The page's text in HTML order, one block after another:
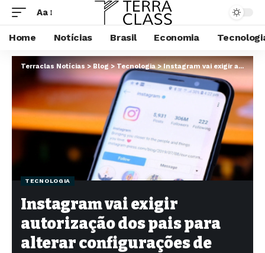
Aa
Home Notícias Brasil Economia
Terraclas Notícias>Blog>Tecnologia>Instagram vai exigir autorização dos pais para alterar configurações de menores de 16 anos a partir de 2025
TECNOLOGIA
Instagram vai exigir
autorização dos pais para
alterar configurações de